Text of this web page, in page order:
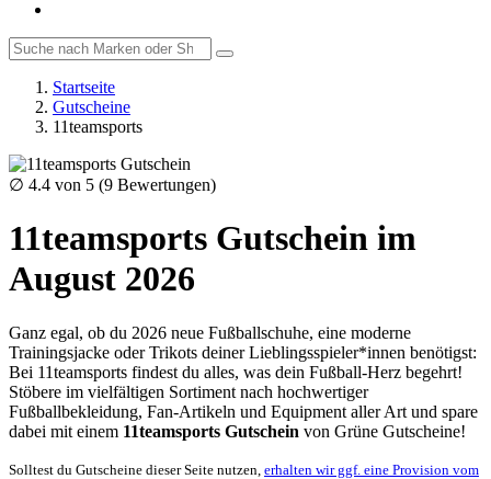
Startseite
Gutscheine
11teamsports
∅ 4.4 von 5 (9 Bewertungen)
11teamsports Gutschein im
August 2026
Ganz egal, ob du 2026 neue Fußballschuhe, eine moderne
Trainingsjacke oder Trikots deiner Lieblingsspieler*innen benötigst:
Bei 11teamsports findest du alles, was dein Fußball-Herz begehrt!
Stöbere im vielfältigen Sortiment nach hochwertiger
Fußballbekleidung, Fan-Artikeln und Equipment aller Art und spare
dabei mit einem 11teamsports Gutschein von Grüne Gutscheine!
Solltest du Gutscheine dieser Seite nutzen, erhalten wir ggf. eine Provision vom